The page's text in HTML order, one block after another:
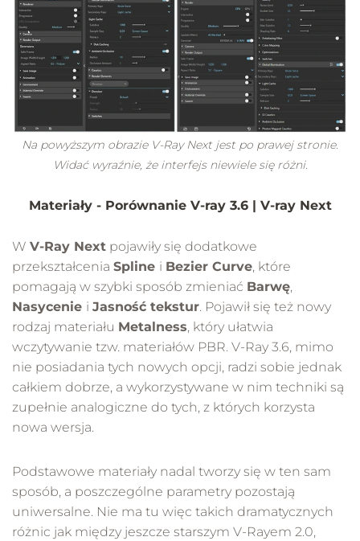
Na powyższym obrazie V-Ray Next jest po prawej stronie.
Widać wyraźnie, że interfejs niewiele się różni.
Materiały - Porównanie V-ray 3.6 | V-ray Next
W V-Ray Next pojawiły się dodatkowe
przekształcenia Spline i Bezier Curve, które
pomagają w szybki sposób zmieniać Barwę,
Nasycenie i Jasność tekstur. Pojawił się też nowy
rodzaj materiału Metalness, który ułatwia
wczytywanie tzw. materiałów PBR. V-Ray 3.6, mimo
nie posiadania tych nowych opcji, radzi sobie jednak
całkiem dobrze, a wykorzystywane w nim techniki są
zupełnie analogiczne do tych, z których korzysta
nowa wersja.
Podstawowe materiały nadal tworzy się w ten sam
sposób, a poszczególne parametry pozostają
uniwersalne. Nie ma tu więc takich dramatycznych
różnic jak między jeszcze starszym V-Rayem 2.0,